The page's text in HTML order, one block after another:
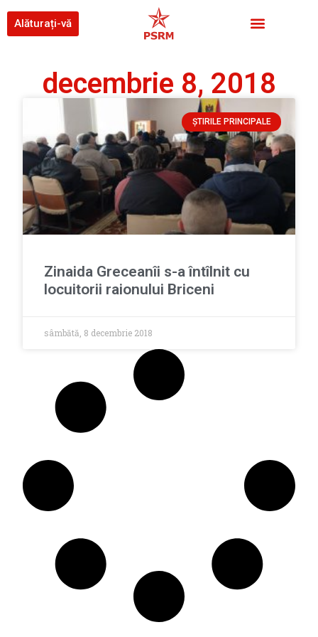
Alăturați-vă
decembrie 8, 2018
ȘTIRILE PRINCIPALE
Zinaida Greceanîi s-a întîlnit cu
locuitorii raionului Briceni
sâmbătă, 8 decembrie 2018